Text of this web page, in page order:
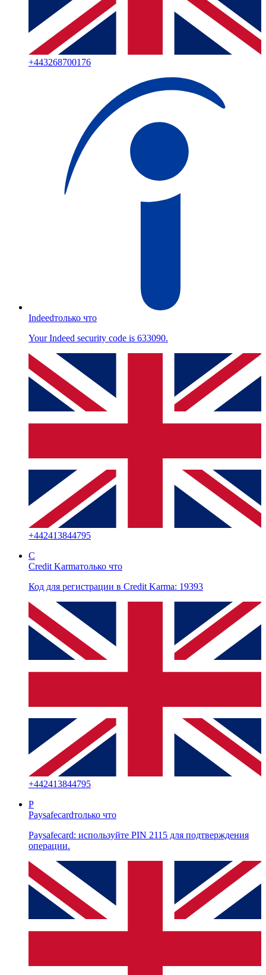
+443268700176
Indeedтолько что
Your Indeed security code is 633090.
+442413844795
C
Credit Karmaтолько что
Код для регистрации в Credit Karma: 19393
+442413844795
P
Paysafecardтолько что
Paysafecard: используйте PIN 2115 для подтверждения
операции.